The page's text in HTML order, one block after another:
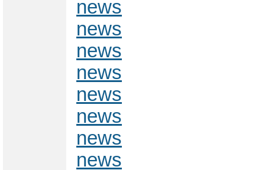
news
news
news
news
news
news
news
news